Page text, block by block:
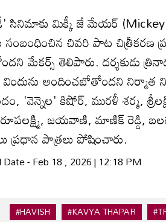
సినిమాకు మిక్కీ జే మేయర్ (Mickey
చివరి పాట చిత్రీకరణ
మేకర్స్ తెలిపారు. దర్శకుడు
అందించబోతోందని
'వెన్నెల' కిషోర్, మురళీ శర్మ,
జయవాణి, మాణిక్ రెడ్డి,
ప్రధాన పాత్రలు పోషించారు.
- Feb 18 , 2026 | 12:18 PM
#HAVISH #KAVYA THAPAR